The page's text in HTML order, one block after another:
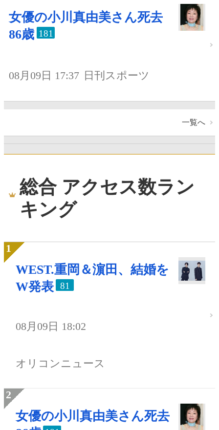
女優の小川真由美さん死去
86歳 181
08月09日 17:37 日刊スポーツ
一覧へ
総合 アクセス数ラン
キング
WEST.重岡＆濵田、結婚を
W発表
81
08月09日 18:02
オリコンニュース
女優の小川真由美さん死去